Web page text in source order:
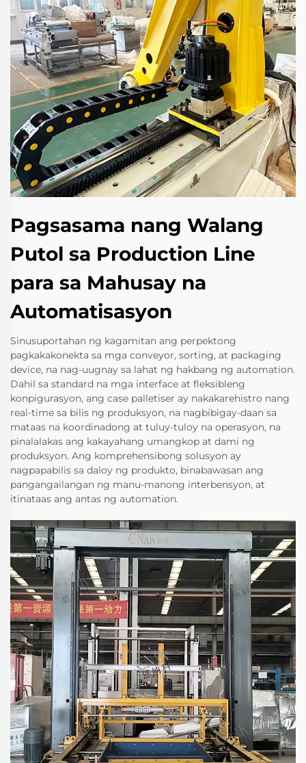
Pagsasama nang Walang
Putol sa Production Line
para sa Mahusay na
Automatisasyon
Sinusuportahan ng kagamitan ang perpektong
pagkakakonekta sa mga conveyor, sorting, at packaging
device, na nag-uugnay sa lahat ng hakbang ng automation.
Dahil sa standard na mga interface at fleksibleng
konpigurasyon, ang case palletiser ay nakakarehistro nang
real-time sa bilis ng produksyon, na nagbibigay-daan sa
mataas na koordinadong at tuluy-tuloy na operasyon, na
pinalalakas ang kakayahang umangkop at dami ng
produksyon. Ang komprehensibong solusyon ay
nagpapabilis sa daloy ng produkto, binabawasan ang
pangangailangan ng manu-manong interbensyon, at
itinataas ang antas ng automation.